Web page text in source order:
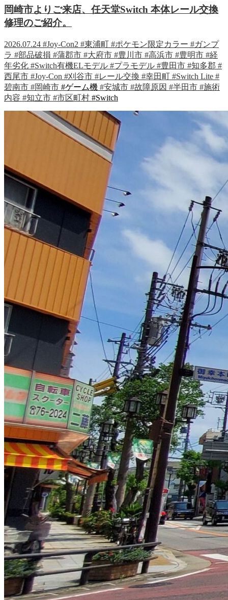
岡崎市よりご来店、任天堂Switch 本体レール交換
修理のご紹介。
2026.07.24 #Joy-Con2 #東浦町 #ポケモン限定カラー #ガンプ
ラ #部品破損 #蒲郡市 #大府市 #豊川市 #高浜市 #豊明市 #経
年劣化 #Switch有機ELモデル #プラモデル #豊田市 #知多郡 #
西尾市 #Joy-Con #刈谷市 #レール交換 #幸田町 #Switch Lite #
碧南市 #岡崎市 #ゲーム機 #安城市 #故障原因 #半田市 #施術
内容 #知立市 #市区町村 #Switch